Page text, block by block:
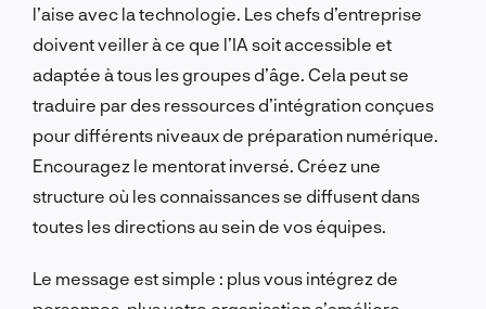
l’aise avec la technologie. Les chefs d’entreprise
doivent veiller à ce que l’IA soit accessible et
adaptée à tous les groupes d’âge. Cela peut se
traduire par des ressources d’intégration conçues
pour différents niveaux de préparation numérique.
Encouragez le mentorat inversé. Créez une
structure où les connaissances se diffusent dans
toutes les directions au sein de vos équipes.
Le message est simple : plus vous intégrez de